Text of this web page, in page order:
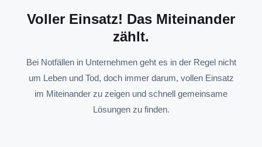
Voller Einsatz! Das Miteinander
zählt.
Bei Notfällen in Unternehmen geht es in der Regel nicht
um Leben und Tod, doch immer darum, vollen Einsatz
im Miteinander zu zeigen und schnell gemeinsame
Lösungen zu finden.